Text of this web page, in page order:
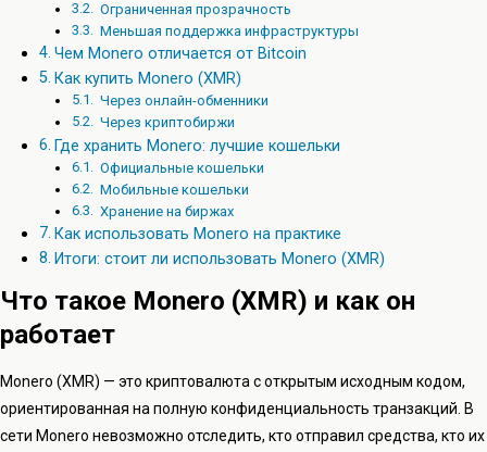
Ограниченная прозрачность
Меньшая поддержка инфраструктуры
Чем Monero отличается от Bitcoin
Как купить Monero (XMR)
Через онлайн-обменники
Через криптобиржи
Где хранить Monero: лучшие кошельки
Официальные кошельки
Мобильные кошельки
Хранение на биржах
Как использовать Monero на практике
Итоги: стоит ли использовать Monero (XMR)
Что такое Monero (XMR) и как он
работает
Monero (XMR) — это криптовалюта с открытым исходным кодом,
ориентированная на полную конфиденциальность транзакций. В
сети Monero невозможно отследить, кто отправил средства, кто их